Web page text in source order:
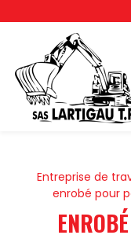
Entreprise de
enrobé pour
Panneau de gestion